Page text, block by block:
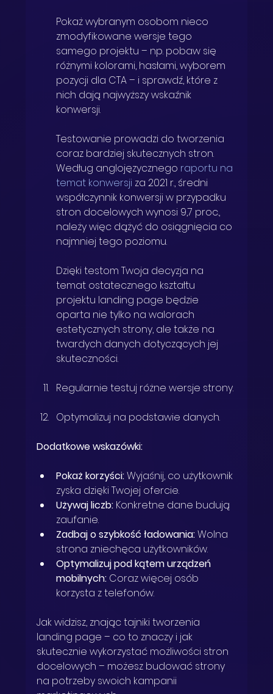
Pokaż wybranym osobom nieco
zmodyfikowane wersje tego
samego projektu – np. pobaw się
różnymi kolorami, hasłami, wyborem
pozycji dla CTA – i sprawdź, które z
nich dają najwyższy wskaźnik
konwersji.
Testowanie prowadzi do tworzenia
coraz bardziej skutecznych stron.
Według anglojęzycznego raportu na
temat konwersji za 2021 r., średni
współczynnik konwersji w przypadku
stron docelowych wynosi 9,7 proc.,
należy więc dążyć do osiągnięcia co
najmniej tego poziomu.
Dzięki testom Twoja decyzja na
temat ostatecznego kształtu
projektu landing page będzie
oparta nie tylko na walorach
estetycznych strony, ale także na
twardych danych dotyczących jej
skuteczności.
Regularnie testuj różne wersje strony.
Optymalizuj na podstawie danych.
Dodatkowe wskazówki:
Pokaż korzyści: Wyjaśnij, co użytkownik
zyska dzięki Twojej ofercie.
Używaj liczb: Konkretne dane budują
zaufanie.
Zadbaj o szybkość ładowania: Wolna
strona zniechęca użytkowników.
Optymalizuj pod kątem urządzeń
mobilnych: Coraz więcej osób
korzysta z telefonów.
Jak widzisz, znając tajniki tworzenia
landing page – co to znaczy i jak
skutecznie wykorzystać możliwości stron
docelowych – możesz budować strony
na potrzeby swoich kampanii